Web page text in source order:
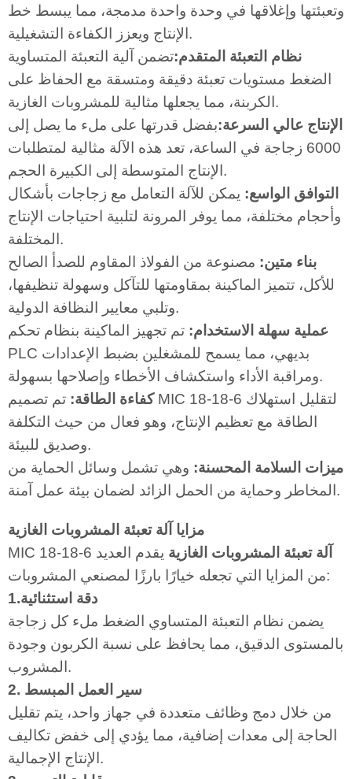
وتعبئتها وإغلاقها في وحدة واحدة مدمجة، مما يبسط خط
الإنتاج ويعزز الكفاءة التشغيلية.
نظام التعبئة المتقدم:تضمن آلية التعبئة المتساوية
الضغط مستويات تعبئة دقيقة ومتسقة مع الحفاظ على
الكربنة، مما يجعلها مثالية للمشروبات الغازية.
الإنتاج عالي السرعة:بفضل قدرتها على ملء ما يصل إلى
6000 زجاجة في الساعة، تعد هذه الآلة مثالية لمتطلبات
الإنتاج المتوسطة إلى الكبيرة الحجم.
التوافق الواسع: يمكن للآلة التعامل مع زجاجات بأشكال
وأحجام مختلفة، مما يوفر المرونة لتلبية احتياجات الإنتاج
المختلفة.
بناء متين: مصنوعة من الفولاذ المقاوم للصدأ الصالح
للأكل، تتميز الماكينة بمقاومتها للتآكل وسهولة تنظيفها،
وتلبي معايير النظافة الدولية.
عملية سهلة الاستخدام: تم تجهيز الماكينة بنظام تحكم
PLC بديهي، مما يسمح للمشغلين بضبط الإعدادات
ومراقبة الأداء واستكشاف الأخطاء وإصلاحها بسهولة.
كفاءة الطاقة: تم تصميم MIC 18-18-6 لتقليل استهلاك
الطاقة مع تعظيم الإنتاج، وهو فعال من حيث التكلفة
وصديق للبيئة.
ميزات السلامة المحسنة: وهي تشمل وسائل الحماية من
المخاطر وحماية من الحمل الزائد لضمان بيئة عمل آمنة.
مزايا آلة تعبئة المشروبات الغازية
MIC 18-18-6
آلة تعبئة المشروبات الغازية يقدم العديد
من المزايا التي تجعله خيارًا بارزًا لمصنعي المشروبات:
1.دقة استثنائية
يضمن نظام التعبئة المتساوي الضغط ملء كل زجاجة
بالمستوى الدقيق، مما يحافظ على نسبة الكربون وجودة
المشروب.
2. سير العمل المبسط
من خلال دمج وظائف متعددة في جهاز واحد، يتم تقليل
الحاجة إلى معدات إضافية، مما يؤدي إلى خفض تكاليف
الإنتاج الإجمالية.